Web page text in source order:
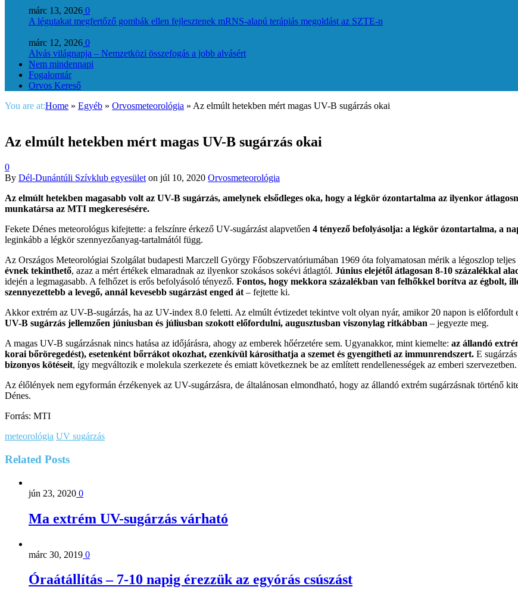
márc 13, 2026 0
A légutakat megfertőző gombák ellen fejlesztenek mRNS-alapú terápiás megoldást az SZTE-n
márc 12, 2026 0
Alvás világnapja – Nemzetközi összefogás a jobb alvásért
Nem mindennapi
Fogalomtár
Orvos Kereső
You are at:Home » Egyéb » Orvosmeteorológia » Az elmúlt hetekben mért magas UV-B sugárzás okai
Az elmúlt hetekben mért magas UV-B sugárzás okai
0
By Dél-Dunántúli Szívklub egyesület on júl 10, 2020 Orvosmeteorológia
Az elmúlt hetekben magasabb volt az UV-B sugárzás, amelynek elsődleges oka, hogy a légkör ózontartalma az ilyenkor
munkatársa az MTI megkeresésére.
Fekete Dénes meteorológus kifejtette: a felszínre érkező UV-sugárzást alapvetően 4 tényező befolyásolja: a légkör ózontartalma, a
leginkább a légkör szennyezőanyag-tartalmától függ.
Az Országos Meteorológiai Szolgálat budapesti Marczell György Főobszervatóriumában 1969 óta folyamatosan mérik a légoszlop
évnek tekinthető, azaz a mért értékek elmaradnak az ilyenkor szokásos sokévi átlagtól. Június elejétől átlagosan 8-10 százalékkal
idején a legmagasabb. A felhőzet is erős befolyásoló tényező. Fontos, hogy mekkora százalékban van felhőkkel borítva az égbolt,
szennyezettebb a levegő, annál kevesebb sugárzást enged át – fejtette ki.
Akkor extrém az UV-B-sugárzás, ha az UV-index 8.0 feletti. Az elmúlt évtizedet tekintve volt olyan nyár, amikor 20 napon is előfordult
UV-B sugárzás jellemzően júniusban és júliusban szokott előfordulni, augusztusban viszonylag ritkábban – jegyezte meg.
A magas UV-B sugárzásnak nincs hatása az időjárásra, ahogy az emberek hőérzetére sem. Ugyanakkor, mint kiemelte: az állandó
korai bőröregedést), esetenként bőrrákot okozhat, ezenkívül károsíthatja a szemet és gyengítheti az immunrendszert. E
bizonyos kötéseit, így megváltozik e molekula szerkezete és emiatt következnek be az említett rendellenességek az emberi szervezetben.
Az élőlények nem egyformán érzékenyek az UV-sugárzásra, de általánosan elmondható, hogy az állandó extrém sugárzásnak történő
Dénes.
Forrás: MTI
meteorológia UV sugárzás
Related Posts
jún 23, 2020 0
Ma extrém UV-sugárzás várható
márc 30, 2019 0
Óraátállítás – 7-10 napig érezzük az egyórás csúszást